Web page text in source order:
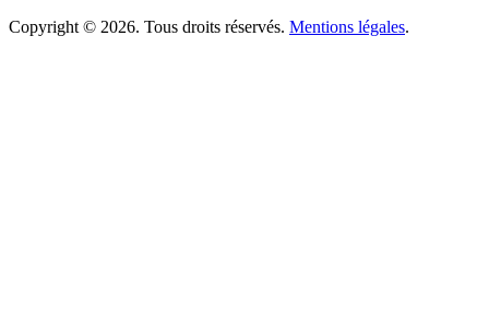
Copyright © 2026. Tous droits réservés. Mentions légales.